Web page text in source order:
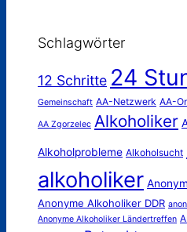
Schlagwörter
12 Schritte 24
Gemeinschaft AA-Netzwerk AA-
AA Zgorzelec Alkoholiker
Alkoholprobleme Alkoholsucht
alkoholiker
Anonyme Alkoholiker DDR
Anonyme Alkoholiker Ländertreffen